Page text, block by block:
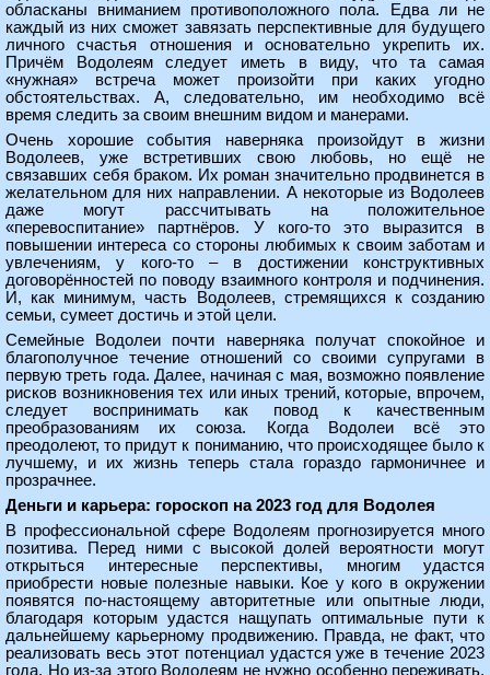
обласканы вниманием противоположного пола. Едва ли не
каждый из них сможет завязать перспективные для будущего
личного счастья отношения и основательно укрепить их.
Причём Водолеям следует иметь в виду, что та самая
«нужная» встреча может произойти при каких угодно
обстоятельствах. А, следовательно, им необходимо всё
время следить за своим внешним видом и манерами.
Очень хорошие события наверняка произойдут в жизни
Водолеев, уже встретивших свою любовь, но ещё не
связавших себя браком. Их роман значительно продвинется в
желательном для них направлении. А некоторые из Водолеев
даже могут рассчитывать на положительное
«перевоспитание» партнёров. У кого-то это выразится в
повышении интереса со стороны любимых к своим заботам и
увлечениям, у кого-то – в достижении конструктивных
договорённостей по поводу взаимного контроля и подчинения.
И, как минимум, часть Водолеев, стремящихся к созданию
семьи, сумеет достичь и этой цели.
Семейные Водолеи почти наверняка получат спокойное и
благополучное течение отношений со своими супругами в
первую треть года. Далее, начиная с мая, возможно появление
рисков возникновения тех или иных трений, которые, впрочем,
следует воспринимать как повод к качественным
преобразованиям их союза. Когда Водолеи всё это
преодолеют, то придут к пониманию, что происходящее было к
лучшему, и их жизнь теперь стала гораздо гармоничнее и
прозрачнее.
Деньги и карьера: гороскоп на 2023 год для Водолея
В профессиональной сфере Водолеям прогнозируется много
позитива. Перед ними с высокой долей вероятности могут
открыться интересные перспективы, многим удастся
приобрести новые полезные навыки. Кое у кого в окружении
появятся по-настоящему авторитетные или опытные люди,
благодаря которым удастся нащупать оптимальные пути к
дальнейшему карьерному продвижению. Правда, не факт, что
реализовать весь этот потенциал удастся уже в течение 2023
года. Но из-за этого Водолеям не нужно особенно переживать.